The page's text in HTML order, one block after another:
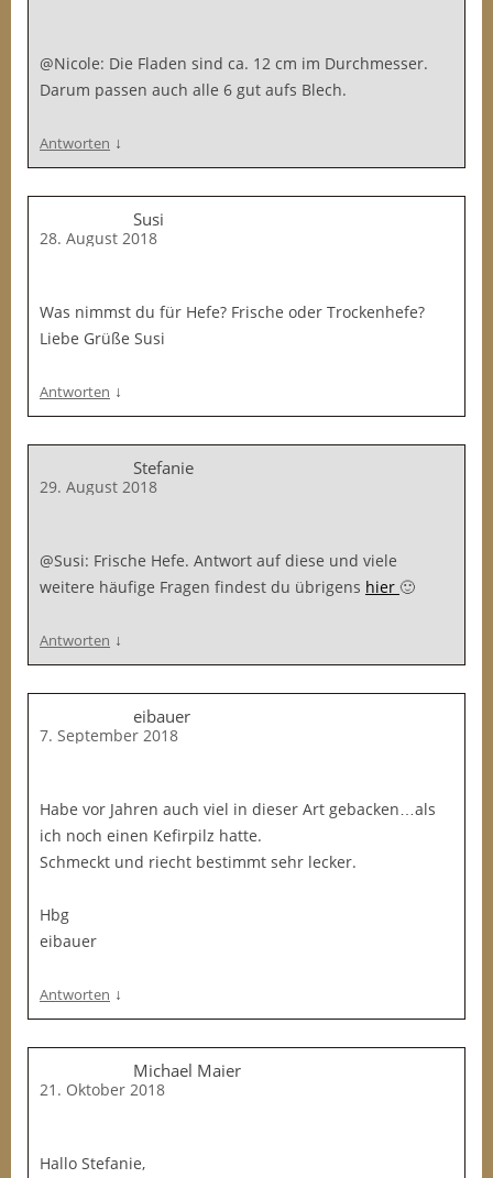
@Nicole: Die Fladen sind ca. 12 cm im Durchmesser.
Darum passen auch alle 6 gut aufs Blech.
Antworten ↓
Susi
28. August 2018
Was nimmst du für Hefe? Frische oder Trockenhefe?
Liebe Grüße Susi
Antworten ↓
Stefanie
29. August 2018
@Susi: Frische Hefe. Antwort auf diese und viele
weitere häufige Fragen findest du übrigens hier 🙂
Antworten ↓
eibauer
7. September 2018
Habe vor Jahren auch viel in dieser Art gebacken…als
ich noch einen Kefirpilz hatte.
Schmeckt und riecht bestimmt sehr lecker.
Hbg
eibauer
Antworten ↓
Michael Maier
21. Oktober 2018
Hallo Stefanie,